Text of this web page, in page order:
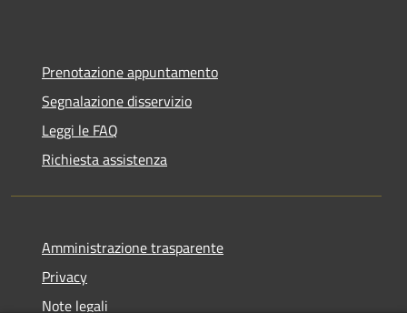
Prenotazione appuntamento
Segnalazione disservizio
Leggi le FAQ
Richiesta assistenza
Amministrazione trasparente
Privacy
Note legali